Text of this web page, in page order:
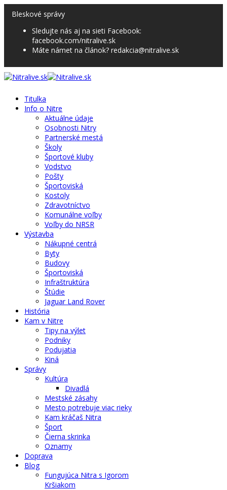
Bleskové správy
Sledujte nás aj na sieti Facebook:
facebook.com/nitralive.sk
Máte námet na článok? redakcia@nitralive.sk
Titulka
Info o Nitre
Aktuálne údaje
Osobnosti Nitry
Partnerské mestá
Školy
Športové kluby
Vodstvo
Pošty
Športoviská
Kostoly
Zdravotníctvo
Komunálne voľby
Voľby do NRSR
Výstavba
Nákupné centrá
Byty
Budovy
Športoviská
Infraštruktúra
Štúdie
Jaguar Land Rover
História
Kam v Nitre
Tipy na výlet
Podniky
Podujatia
Kiná
Správy
Kultúra
Divadlá
Mestské zásahy
Mesto potrebuje viac rieky
Kam kráčaš Nitra
Šport
Čierna skrinka
Oznamy
Doprava
Blog
Fungujúca Nitra s Igorom
Kršiakom